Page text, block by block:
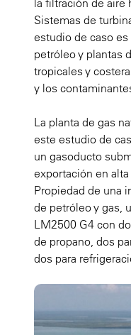
la filtración de aire
Sistemas de
estudio de caso
petróleo y plantas
tropicales y
y los
La planta de gas
este estudio de
un gasoducto
exportación en
Propiedad de una
de petróleo y gas,
LM2500 G4 con
de propano, dos
dos para